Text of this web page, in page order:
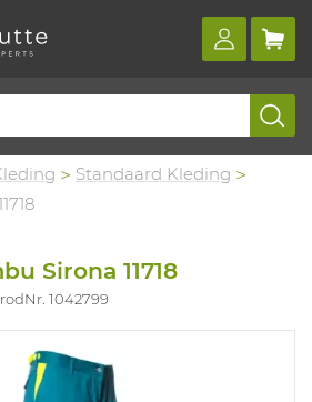
Standaard Kleding
Sirona 11718
1042799